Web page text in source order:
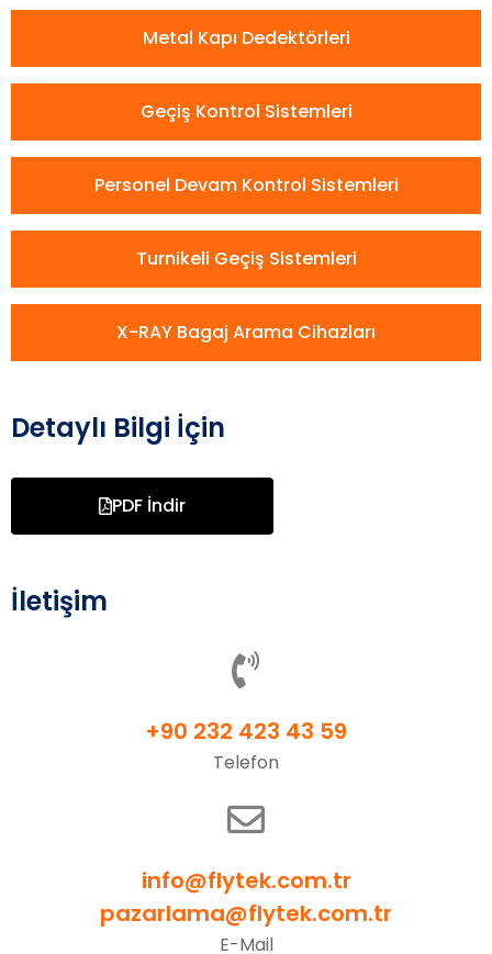
Metal Kapı Dedektörleri
Geçiş Kontrol Sistemleri
Personel Devam Kontrol Sistemleri
Turnikeli Geçiş Sistemleri
X-RAY Bagaj Arama Cihazları
Detaylı Bilgi İçin
PDF İndir
İletişim
+90 232 423 43 59
Telefon
info@flytek.com.tr
pazarlama@flytek.com.tr
E-Mail